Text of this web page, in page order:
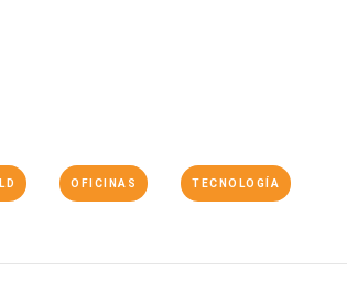
OFICINAS TECNOLOGÍA